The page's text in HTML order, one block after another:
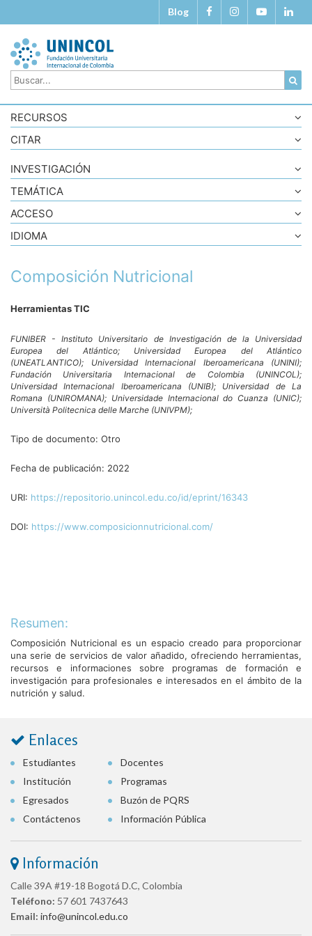
Blog
RECURSOS
CITAR
Composición Nutricional
Herramientas TIC
FUNIBER - Instituto Universitario de Investigación de la Universidad
Europea del Atlántico; Universidad Europea del Atlántico
(UNEATLANTICO); Universidad Internacional Iberoamericana (UNINI);
Fundación Universitaria Internacional de Colombia (UNINCOL);
Universidad Internacional Iberoamericana (UNIB); Universidad de La
Romana (UNIROMANA); Universidade Internacional do Cuanza (UNIC);
Università Politecnica delle Marche (UNIVPM);
Tipo de documento: Otro
Fecha de publicación: 2022
URI: https://repositorio.unincol.edu.co/id/eprint/16343
DOI: https://www.composicionnutricional.com/
Resumen:
Composición Nutricional es un espacio creado para proporcionar
una serie de servicios de valor añadido, ofreciendo herramientas,
recursos e informaciones sobre programas de formación e
investigación para profesionales e interesados en el ámbito de la
nutrición y salud.
INVESTIGACIÓN
TEMÁTICA
ACCESO
IDIOMA
Enlaces
Estudiantes
Docentes
Institución
Programas
Egresados
Buzón de PQRS
Contáctenos
Información Pública
Información
Calle 39A #19-18 Bogotá D.C, Colombia
Teléfono: 57 601 7437643
Email: info@unincol.edu.co